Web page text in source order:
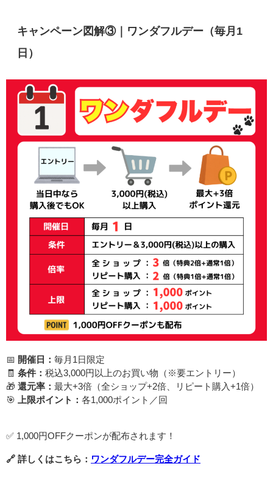
キャンペーン図解③｜ワンダフルデー（毎月1
日）
📅 開催日： 毎月1日限定
🧾 条件： 税込3,000円以上のお買い物（※要エントリー）
🎁 還元率： 最大+3倍（全ショップ+2倍、リピート購入+1倍）
🎯
上限ポイント： 各1,000ポイント／回
✅ 1,000円OFFクーポンが配布されます！
🔗 詳しくはこちら： ワンダフルデー完全ガイド